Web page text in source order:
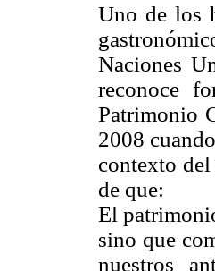
Uno de los
Naciones
reconoce
Patrimonio
2008
contexto
de que:
El
sino que
nuestros